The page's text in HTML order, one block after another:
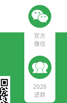
官方
微信
2026
进群